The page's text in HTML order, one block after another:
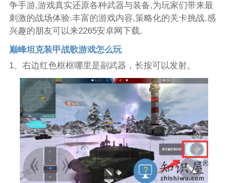
争手游,游戏真实还原各种武器与装备,为玩家们带来最
刺激的战场体验.丰富的游戏内容,策略化的关卡挑战.感
兴趣的朋友可以来2265安卓网下载.
巅峰坦克装甲战歌游戏怎么玩
1、右边红色框框哪里是副武器，长按可以发射。